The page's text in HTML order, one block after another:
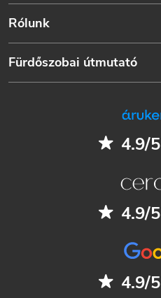
Rólunk
Fürdőszobai útmutató
4.9/5
4.9/5
4.9/5